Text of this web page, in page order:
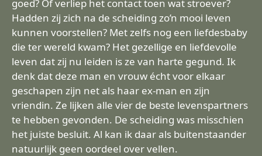
goed? Of verliep het contact toen wat stroever?
Hadden zij zich na de scheiding zo’n mooi leven
kunnen voorstellen? Met zelfs nog een liefdesbaby
die ter wereld kwam? Het gezellige en liefdevolle
leven dat zij nu leiden is ze van harte gegund. Ik
denk dat deze man en vrouw écht voor elkaar
geschapen zijn net als haar ex-man en zijn
vriendin. Ze lijken alle vier de beste levenspartners
te hebben gevonden. De scheiding was misschien
het juiste besluit. Al kan ik daar als buitenstaander
natuurlijk geen oordeel over vellen.